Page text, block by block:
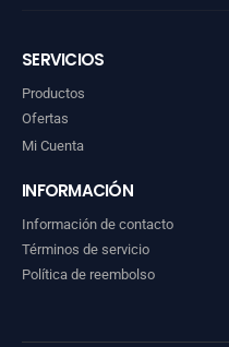
SERVICIOS
Productos
Ofertas
Mi Cuenta
INFORMACIÓN
Información de contacto
Términos de servicio
Política de reembolso